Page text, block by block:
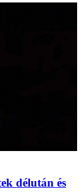
délután és